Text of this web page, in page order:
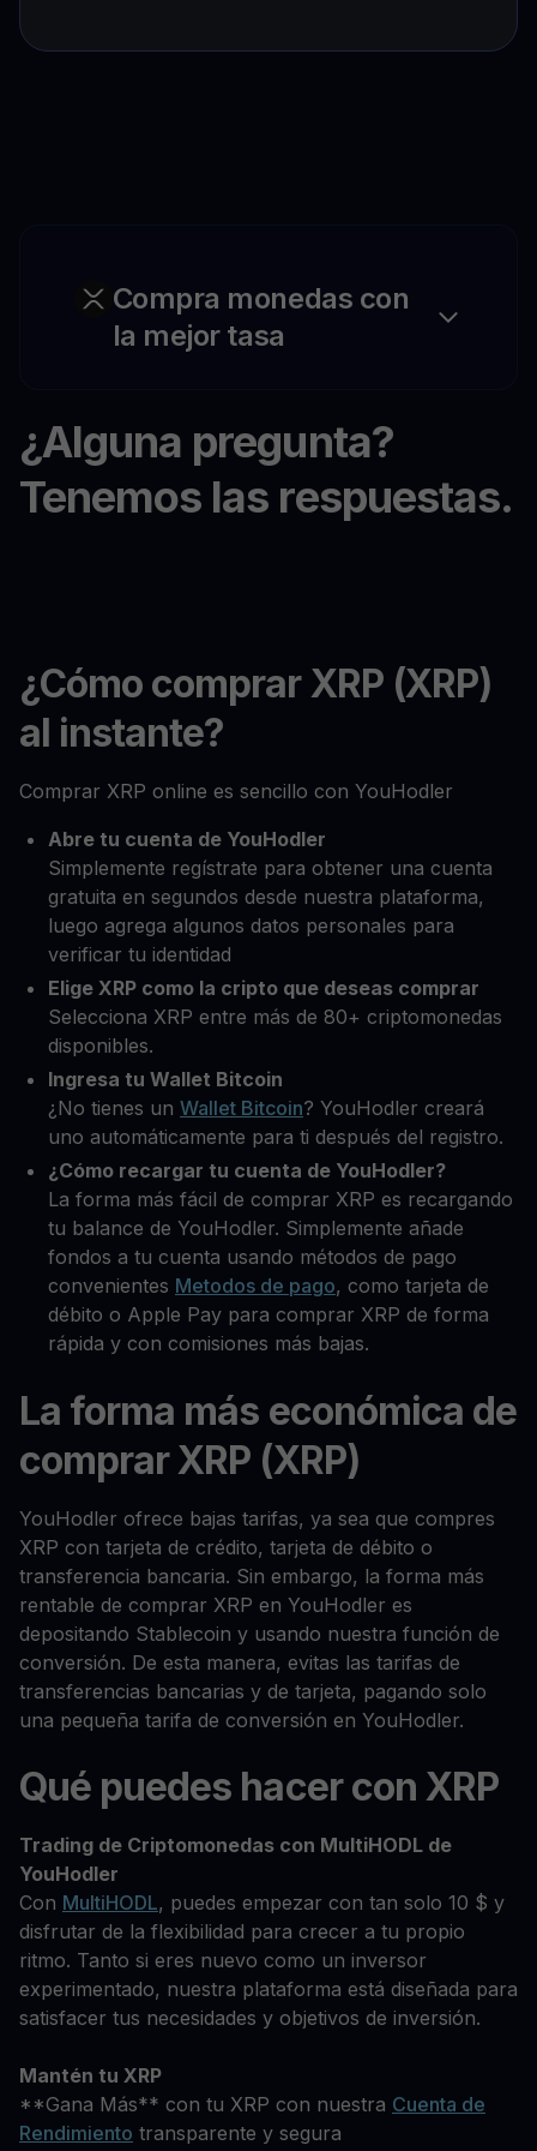
Compra monedas con
la mejor tasa
¿Alguna pregunta?
Tenemos las respuestas.
¿Cómo comprar XRP (XRP)
al instante?
Comprar XRP online es sencillo con YouHodler
Abre tu cuenta de YouHodler
Simplemente regístrate para obtener una cuenta
gratuita en segundos desde nuestra plataforma,
luego agrega algunos datos personales para
verificar tu identidad
Elige XRP como la cripto que deseas comprar
Selecciona XRP entre más de 80+ criptomonedas
disponibles.
Ingresa tu Wallet Bitcoin
¿No tienes un Wallet Bitcoin? YouHodler creará
uno automáticamente para ti después del registro.
¿Cómo recargar tu cuenta de YouHodler?
La forma más fácil de comprar XRP es recargando
tu balance de YouHodler. Simplemente añade
fondos a tu cuenta usando métodos de pago
convenientes Metodos de pago, como tarjeta de
débito o Apple Pay para comprar XRP de forma
rápida y con comisiones más bajas.
La forma más económica de
comprar XRP (XRP)
YouHodler ofrece bajas tarifas, ya sea que compres
XRP con tarjeta de crédito, tarjeta de débito o
transferencia bancaria. Sin embargo, la forma más
rentable de comprar XRP en YouHodler es
depositando Stablecoin y usando nuestra función de
conversión. De esta manera, evitas las tarifas de
transferencias bancarias y de tarjeta, pagando solo
una pequeña tarifa de conversión en YouHodler.
Qué puedes hacer con XRP
Trading de Criptomonedas con MultiHODL de
YouHodler
Con MultiHODL, puedes empezar con tan solo 10 $ y
disfrutar de la flexibilidad para crecer a tu propio
ritmo. Tanto si eres nuevo como un inversor
experimentado, nuestra plataforma está diseñada para
satisfacer tus necesidades y objetivos de inversión.
Mantén tu XRP
**Gana Más** con tu XRP con nuestra Cuenta de
Rendimiento transparente y segura